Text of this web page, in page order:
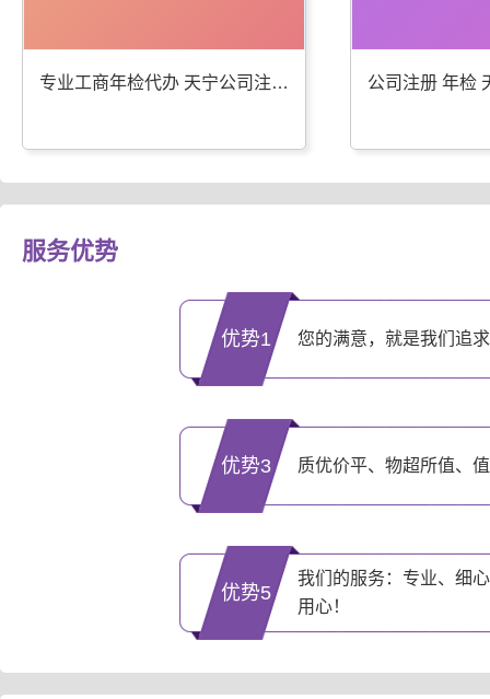
专业工商年检代办 天宁公司注册服务优
服务优势
优势1 您的满意，就是我们追
优势3 质优价平、物超所值、
优势5
我们的服务：专业、细
用心！